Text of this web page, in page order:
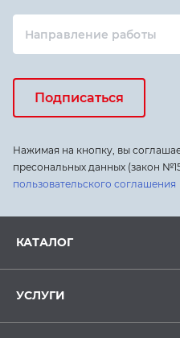
Направление работы
Подписаться
Нажимая на кнопку, вы
пресональных данных (закон
пользовательского соглашения
КАТАЛОГ
УСЛУГИ